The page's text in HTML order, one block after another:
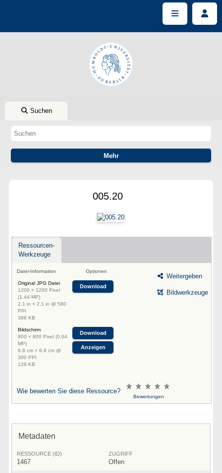
Suchen
005.20
Ressourcen-
Werkzeuge
Datei-Information Optionen
Original JPG Datei
1200 × 1200 Pixel
(1.44 MP)
2.1 in × 2.1 in @ 580
PPI
388 KB
Download
Bildschirm
800 × 800 Pixel (0.64
MP)
6.8 cm × 6.8 cm @
300 PPI
129 KB
Download
Anzeigen
Weitergeben
Bildwerkzeuge
Wie bewerten Sie diese Ressource?
Bewertungen
Metadaten
RESSOURCE (ID)
1467
ZUGRIFF
Offen